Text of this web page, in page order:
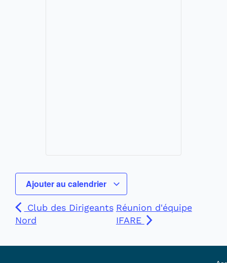
Ajouter au calendrier
Club des Dirigeants
Nord
Réunion d'équipe
IFARE